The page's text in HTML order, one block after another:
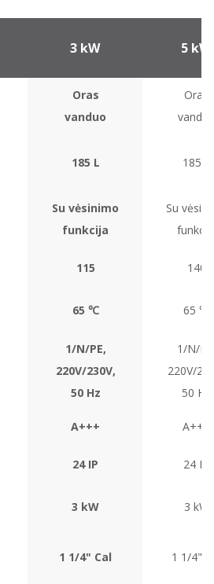
3 kW 5 kW
Oras
vanduo
Oras
185 L 185 L
Su vėsinimo
funkcija
Su
115 140
65 ℃ 65 ℃
1/N/PE,
220V/230V,
50 Hz
1/N/
220V/
50 Hz
A+++ A+++
24 IP 24 IP
3 kW 3 kW
1 1/4" Cal 1 1/4"